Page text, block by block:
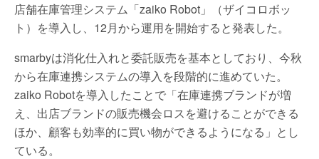
店舗在庫管理システム「zaiko Robot」（ザイコロボッ
ト）を導入し、12月から運用を開始すると発表した。
smarbyは消化仕入れと委託販売を基本としており、今秋
から在庫連携システムの導入を段階的に進めていた。
zaiko Robotを導入したことで「在庫連携ブランドが増
え、出店ブランドの販売機会ロスを避けることができる
ほか、顧客も効率的に買い物ができるようになる」とし
ている。